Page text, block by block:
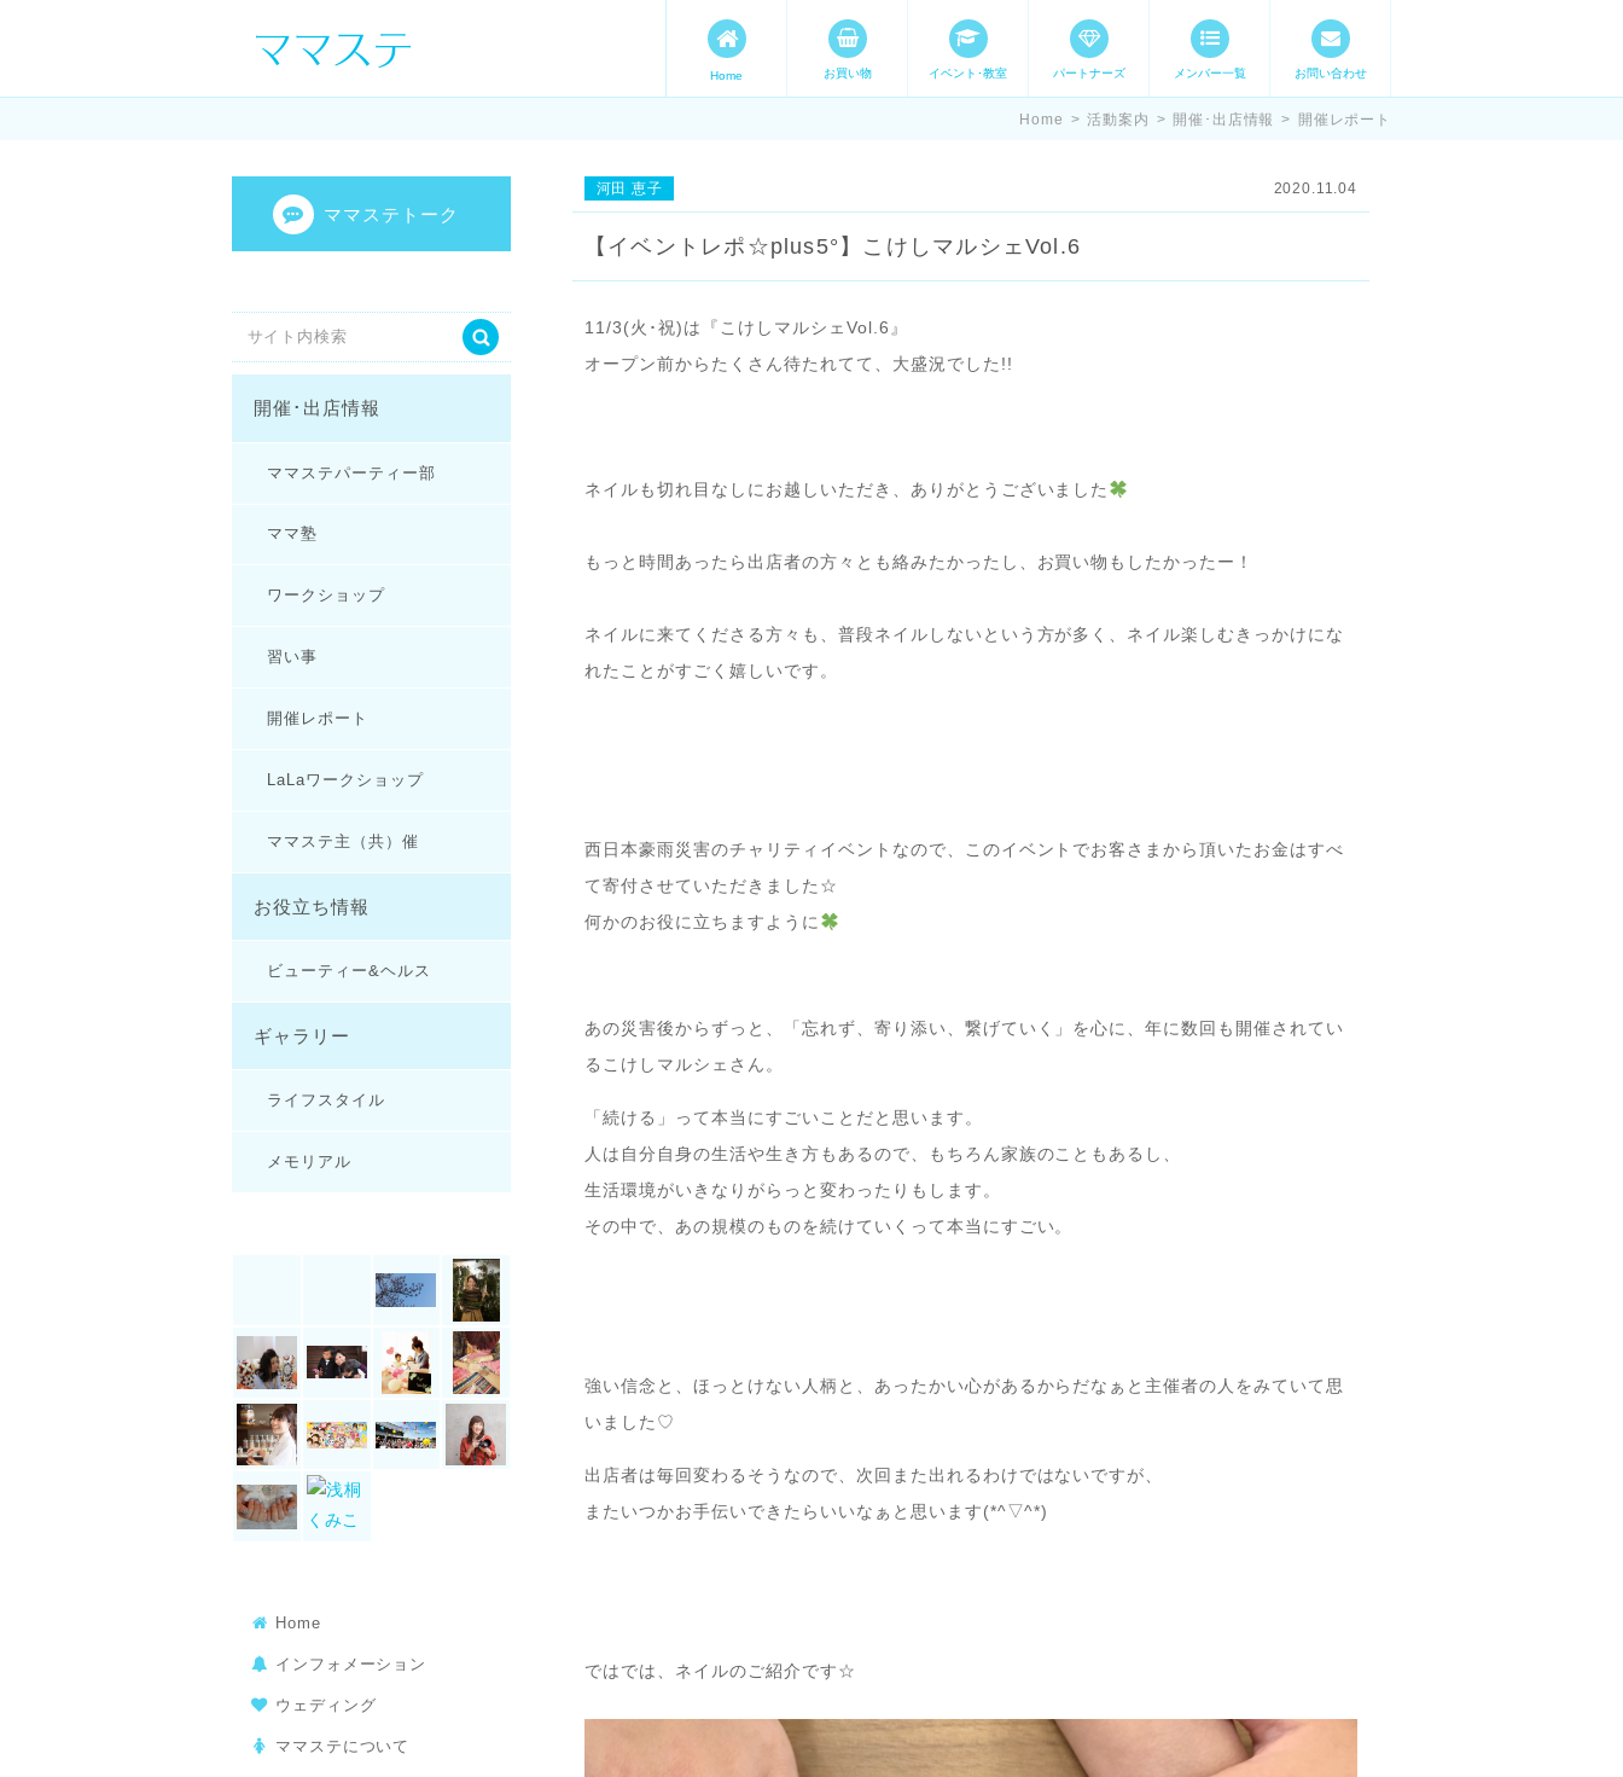
ママの才能発信します。 手づくり表現ステージ ママステ スキル・
Home お買い物 イベント･教室 パートナーズ メンバー一覧 お問い合わせ
Home > 活動案内 > 開催･出店情報 > 開催レポート
河田 恵子 2020.11.04
【イベントレポ☆plus5°】こけしマルシェVol.6
11/3(火･祝)は『こけしマルシェVol.6』
オープン前からたくさん待たれてて、大盛況でした!!
ネイルも切れ目なしにお越しいただき、ありがとうございました
もっと時間あったら出店者の方々とも絡みたかったし、お買い物もしたかったー！
ネイルに来てくださる方々も、普段ネイルしないという方が多く、ネイル楽しむきっかけにな
れたことがすごく嬉しいです。
西日本豪雨災害のチャリティイベントなので、このイベントでお客さまから頂いたお金はすべ
て寄付させていただきました☆
何かのお役に立ちますように
あの災害後からずっと、「忘れず、寄り添い、繋げていく」を心に、年に数回も開催されてい
るこけしマルシェさん。
「続ける」って本当にすごいことだと思います。
人は自分自身の生活や生き方もあるので、もちろん家族のこともあるし、
生活環境がいきなりがらっと変わったりもします。
その中で、あの規模のものを続けていくって本当にすごい。
強い信念と、ほっとけない人柄と、あったかい心があるからだなぁと主催者の人をみていて思
いました♡
出店者は毎回変わるそうなので、次回また出れるわけではないですが、
またいつかお手伝いできたらいいなぁと思います(*^▽^*)
ではでは、ネイルのご紹介です☆
ママステトーク
開催･出店情報
ママステパーティー部
ママ塾
ワークショップ
習い事
開催レポート
LaLaワークショップ
ママステ主（共）催
お役立ち情報
ビューティー&ヘルス
ギャラリー
ライフスタイル
メモリアル
Home
インフォメーション
ウェディング
ママステについて